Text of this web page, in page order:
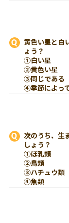
黄色い星と白
ょう？
①白い星
②黄色い星
③同じである
④季節によっ
次のうち、生
しょう？
①ほ乳類
②鳥類
③ハチュウ類
④魚類